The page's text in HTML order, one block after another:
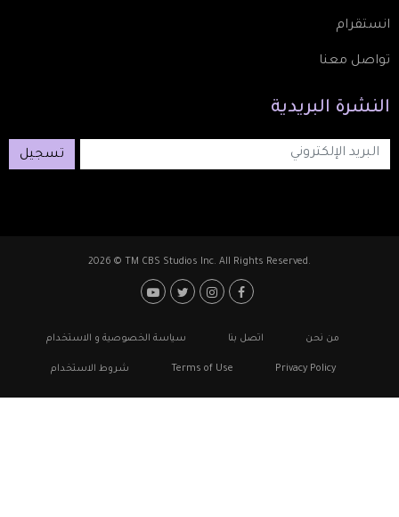
انستقرام
تواصل معنا
النشرة البريدية
تسجيل
2026 © TM CBS Studios Inc. All Rights Reserved.
Footer: Social Media
من نحن اتصل بنا سياسة الخصوصية و الاستخدام
Privacy Policy
Terms of Use شروط الاستخدام